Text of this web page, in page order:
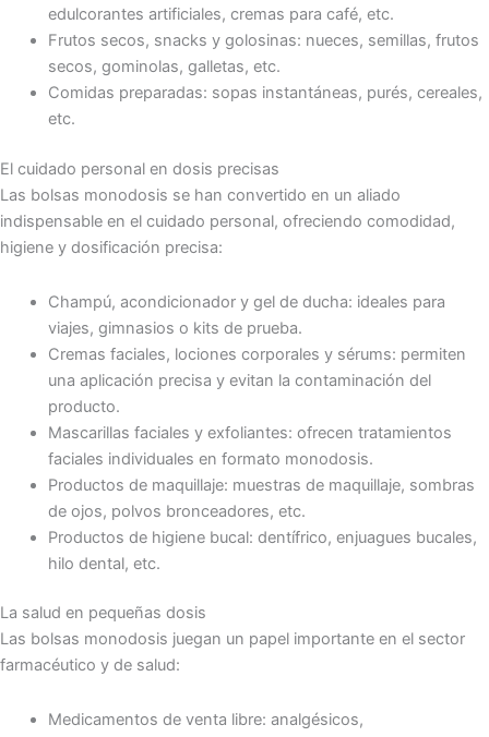
edulcorantes artificiales, cremas para café, etc.
Frutos secos, snacks y golosinas: nueces, semillas, frutos
secos, gominolas, galletas, etc.
Comidas preparadas: sopas instantáneas, purés, cereales,
etc.
El cuidado personal en dosis precisas
Las bolsas monodosis se han convertido en un aliado
indispensable en el cuidado personal, ofreciendo comodidad,
higiene y dosificación precisa:
Champú, acondicionador y gel de ducha: ideales para
viajes, gimnasios o kits de prueba.
Cremas faciales, lociones corporales y sérums: permiten
una aplicación precisa y evitan la contaminación del
producto.
Mascarillas faciales y exfoliantes: ofrecen tratamientos
faciales individuales en formato monodosis.
Productos de maquillaje: muestras de maquillaje, sombras
de ojos, polvos bronceadores, etc.
Productos de higiene bucal: dentífrico, enjuagues bucales,
hilo dental, etc.
La salud en pequeñas dosis
Las bolsas monodosis juegan un papel importante en el sector
farmacéutico y de salud:
Medicamentos de venta libre: analgésicos,